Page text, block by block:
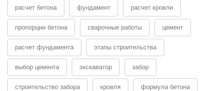
расчет бетона фундамент расчет кровли
пропорции бетона сварочные работы цемент
расчет фундамента этапы строительства
выбор цемента экскаватор забор
строительство забора кровля формула бетона